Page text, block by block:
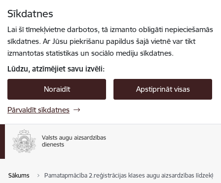
Sīkdatnes
Lai šī tīmekļvietne darbotos, tā izmanto obligāti nepieciešamās
sīkdatnes. Ar Jūsu piekrišanu papildus šajā vietnē var tikt
izmantotas statistikas un sociālo mediju sīkdatnes.
Lūdzu, atzīmējiet savu izvēli:
Noraidīt Apstiprināt visas
Pārvaldīt sīkdatnes
Sākums Pamatapmācība 2.reģistrācijas klases augu aizsardzības